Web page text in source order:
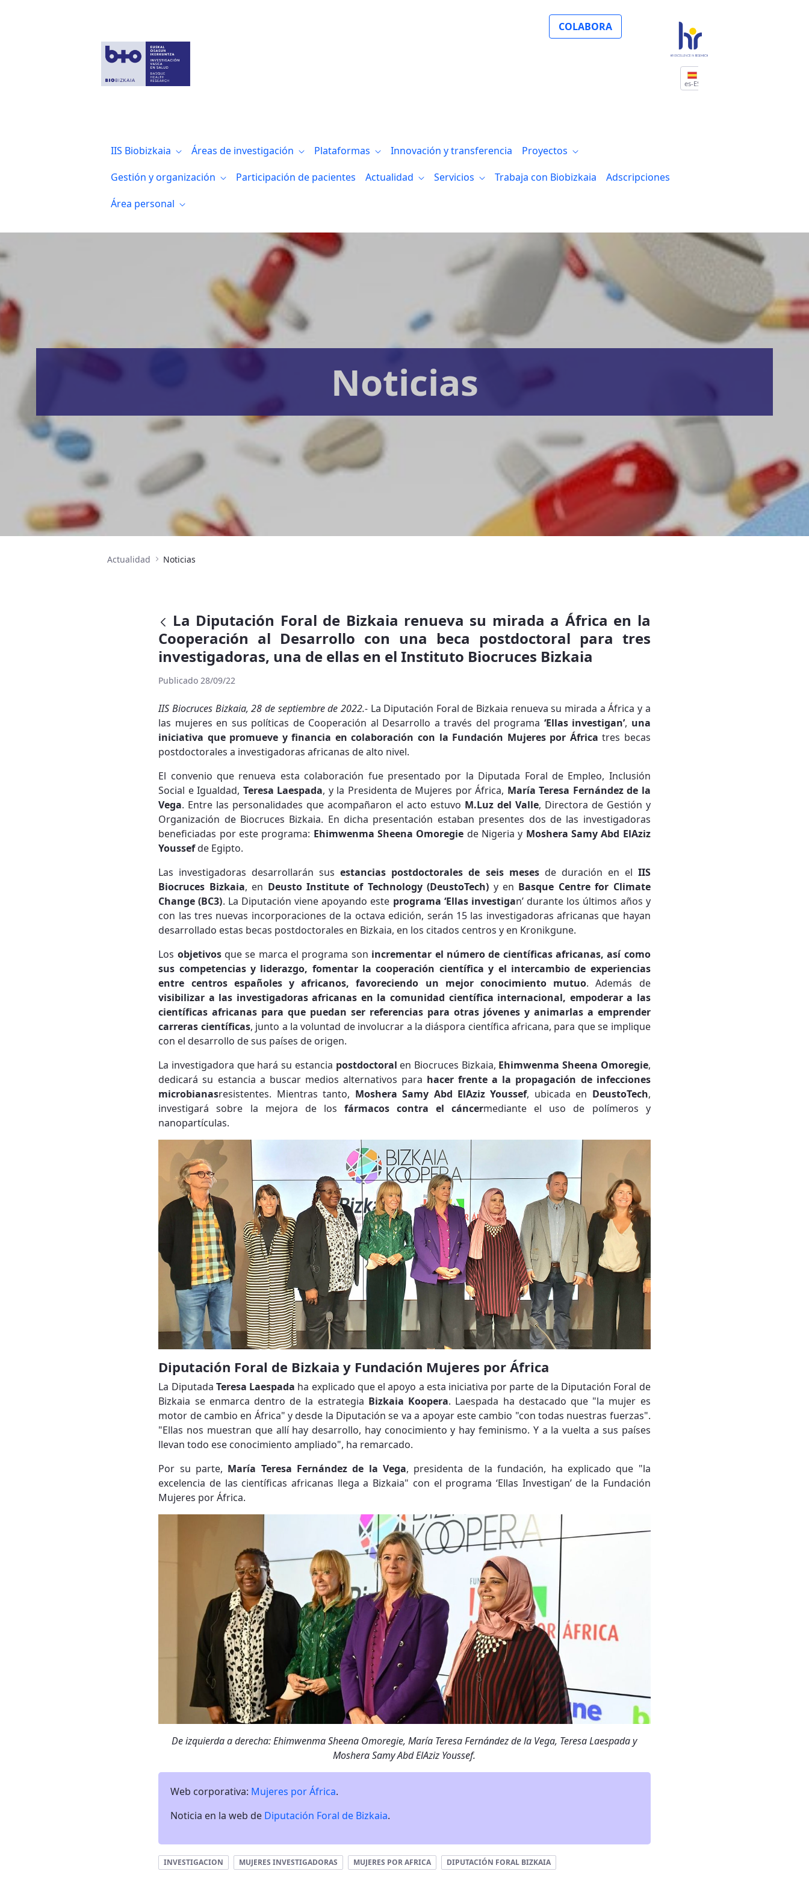
COLABORA
es-ES
IIS Biobizkaia Áreas de investigación Plataformas Innovación y transferencia
Proyectos
Gestión y organización
Participación de pacientes Actualidad Servicios Trabaja con Biobizkaia
Adscripciones
Área personal
Noticias
Actualidad Noticias
La Diputación Foral de Bizkaia renueva su mirada a África en la
Cooperación al Desarrollo con una beca postdoctoral para tres
investigadoras, una de ellas en el Instituto Biocruces Bizkaia
Publicado 28/09/22
IIS Biocruces Bizkaia, 28 de septiembre de 2022.- La Diputación Foral de Bizkaia renueva su mirada a África y a
las mujeres en sus políticas de Cooperación al Desarrollo a través del programa ‘Ellas investigan’, una
iniciativa que promueve y financia en colaboración con la Fundación Mujeres por África tres becas
postdoctorales a investigadoras africanas de alto nivel.
El convenio que renueva esta colaboración fue presentado por la Diputada Foral de Empleo, Inclusión
Social e Igualdad, Teresa Laespada, y la Presidenta de Mujeres por África, María Teresa Fernández de la
Vega. Entre las personalidades que acompañaron el acto estuvo M.Luz del Valle, Directora de Gestión y
Organización de Biocruces Bizkaia. En dicha presentación estaban presentes dos de las investigadoras
beneficiadas por este programa: Ehimwenma Sheena Omoregie de Nigeria y Moshera Samy Abd ElAziz
Youssefde Egipto.
Las investigadoras desarrollarán susestancias postdoctorales de seis mesesde duración en el IIS
Biocruces Bizkaia, en Deusto Institute of Technology (DeustoTech) y en Basque Centre for Climate
Change (BC3). La Diputación viene apoyando este programa ‘Ellas investigan’ durante los últimos años y
con las tres nuevas incorporaciones de la octava edición, serán 15 las investigadoras africanas que hayan
desarrollado estas becas postdoctorales en Bizkaia, en los citados centros y en Kronikgune.
Los objetivosque se marca el programa son incrementar el número de científicas africanas, así como
sus competencias y liderazgo, fomentar la cooperación científica y el intercambio de experiencias
entre centros españoles y africanos, favoreciendo un mejor conocimiento mutuo. Además de
visibilizar a las investigadoras africanas en la comunidad científica internacional, empoderar a las
científicas africanas para que puedan ser referencias para otras jóvenes y animarlas a emprender
carreras científicas, junto a la voluntad de involucrar a la diáspora científica africana, para que se implique
con el desarrollo de sus países de origen.
La investigadora que hará su estancia postdoctoral en Biocruces Bizkaia, Ehimwenma Sheena Omoregie,
dedicará su estancia a buscar medios alternativos para hacer frente a la propagación de infecciones
microbianasresistentes. Mientras tanto, Moshera Samy Abd ElAziz Youssef, ubicada en DeustoTech,
investigará sobre la mejora de los fármacos contra el cáncermediante el uso de polímeros y
nanopartículas.
Diputación Foral de Bizkaia y Fundación Mujeres por África
La Diputada Teresa Laespada ha explicado que el apoyo a esta iniciativa por parte de la Diputación Foral de
Bizkaia se enmarca dentro de la estrategia Bizkaia Koopera. Laespada ha destacado que "la mujer es
motor de cambio en África" y desde la Diputación se va a apoyar este cambio "con todas nuestras fuerzas".
"Ellas nos muestran que allí hay desarrollo, hay conocimiento y hay feminismo. Y a la vuelta a sus países
llevan todo ese conocimiento ampliado", ha remarcado.
Por su parte, María Teresa Fernández de la Vega, presidenta de la fundación, ha explicado que "la
excelencia de las científicas africanas llega a Bizkaia" con el programa ‘Ellas Investigan’ de la Fundación
Mujeres por África.
De izquierda a derecha: Ehimwenma Sheena Omoregie, María Teresa Fernández de la Vega, Teresa Laespada y
Moshera Samy Abd ElAziz Youssef.
Web corporativa: Mujeres por África.
Noticia en la web de Diputación Foral de Bizkaia.
INVESTIGACION MUJERES INVESTIGADORAS MUJERES POR AFRICA DIPUTACIÓN FORAL BIZKAIA